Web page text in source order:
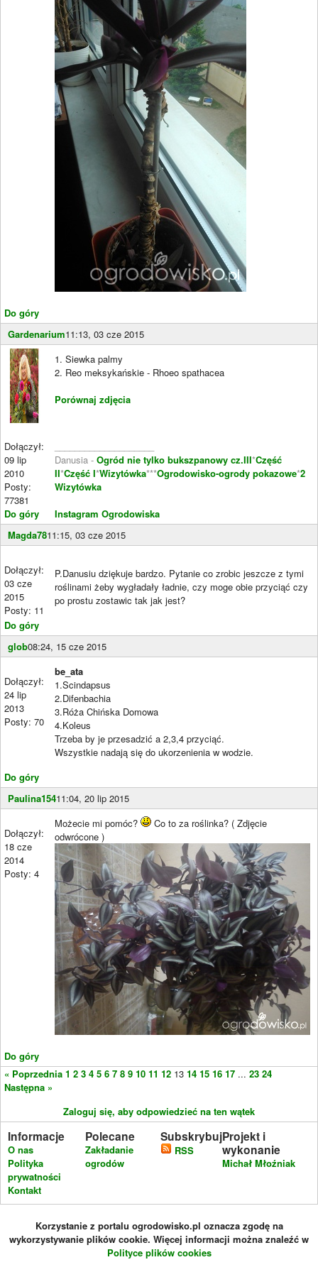
Do góry
Gardenarium11:13, 03 cze 2015
Dołączył:
09 lip
2010
Posty:
77381
Do góry
1. Siewka palmy
2. Reo meksykańskie - Rhoeo spathacea
Porównaj zdjęcia
Danusia - Ogród nie tylko bukszpanowy cz.III*Część
II*Część I*Wizytówka***Ogrodowisko-ogrody pokazowe*2
Wizytówka
Instagram Ogrodowiska
Magda7811:15, 03 cze 2015
Dołączył:
03 cze
2015
Posty: 11
Do góry
P.Danusiu dziękuje bardzo. Pytanie co zrobic jeszcze z tymi
roślinami żeby wygładały ładnie, czy moge obie przyciąć czy
po prostu zostawic tak jak jest?
glob08:24, 15 cze 2015
Dołączył:
24 lip
2013
Posty: 70
Do góry
be_ata
1.Scindapsus
2.Difenbachia
3.Róża Chińska Domowa
4.Koleus
Trzeba by je przesadzić a 2,3,4 przyciąć.
Wszystkie nadają się do ukorzenienia w wodzie.
Paulina15411:04, 20 lip 2015
Dołączył:
18 cze
2014
Posty: 4
Do góry
Możecie mi pomóc?
Co to za roślinka? ( Zdjęcie
odwrócone )
« Poprzednia 1 2 3 4 5 6 7 8 9 10 11 12 13 14 15 16 17 ... 23 24
Następna »
Zaloguj się, aby odpowiedzieć na ten wątek
Informacje
O nas
Polityka
prywatności
Kontakt
Polecane
Zakładanie
ogrodów
Subskrybuj
RSS
Projekt i
wykonanie
Michał Młoźniak
Korzystanie z portalu ogrodowisko.pl oznacza zgodę na
wykorzystywanie plików cookie. Więcej informacji można znaleźć w
Polityce plików cookies